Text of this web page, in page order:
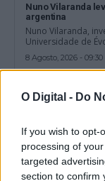
O Digital - Do
If you wish to opt-
processing of
targeted
section to confirm
Nuno Vilaranda
argentina
Nuno Vilaranda,
Universidade de
8 Agosto, 2026 - 09:30